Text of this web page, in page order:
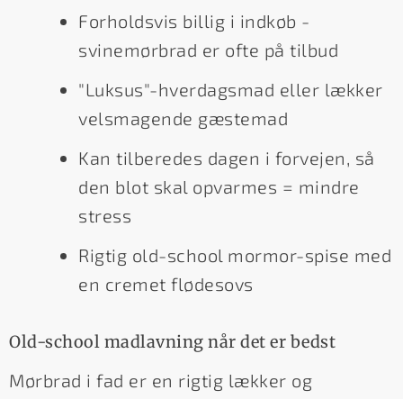
Forholdsvis billig i indkøb -
svinemørbrad er ofte på tilbud
"Luksus"-hverdagsmad eller lækker
velsmagende gæstemad
Kan tilberedes dagen i forvejen, så
den blot skal opvarmes = mindre
stress
Rigtig old-school mormor-spise med
en cremet flødesovs
Old-school madlavning når det er bedst
Mørbrad i fad er en rigtig lækker og